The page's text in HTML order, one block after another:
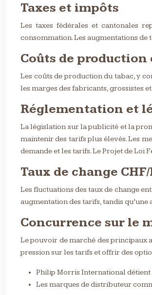
Taxes et impôts
Les taxes fédérales et cantonales
consommation. Les augmentations
Coûts de
Les coûts de production du tabac, y
les marges des fabricants, grossistes
Réglementation et
La législation sur la publicité et la
maintenir des tarifs plus élevés. Les
demande et les tarifs. Le Projet de Loi
Taux de change CHF/
Les fluctuations des taux de change
augmentation des tarifs, tandis
Concurrence sur le
Le pouvoir de marché des principaux
pression sur les tarifs et offrir des
Philip Morris International détient
Les marques de distributeur